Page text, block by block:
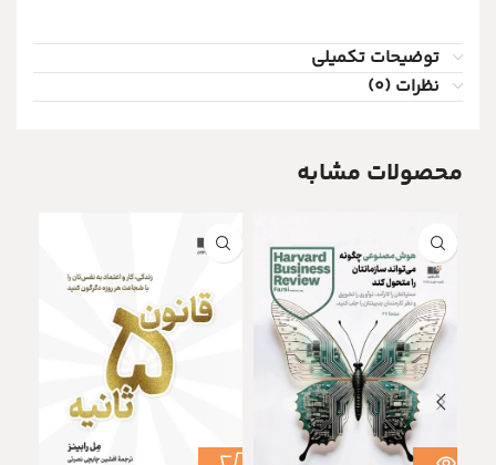
توضیحات تکمیلی
نظرات (0)
محصولات مشابه